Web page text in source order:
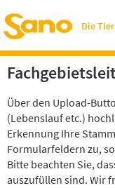
Die
Über den Upload-
(Lebenslauf etc.)
Erkennung Ihre
Formularfeldern zu,
Bitte beachten Sie,
auszufüllen sind. Wir